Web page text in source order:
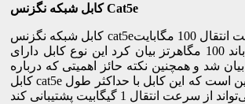
کابل شبکه نگزنس Cat5e
کابل شبکه نگزنس cat5eرا می توان از سرعت انتقال 100 مگابایت
بر ثانیه را با پهنای باند 100 مگاهرتز بیان کرد این نوع کابل دارای
شد و همچنین نکته حائز اهمیتی که درباره
کابل cat5e می توان بیان کرد این است که این کابل با حداکثر طول